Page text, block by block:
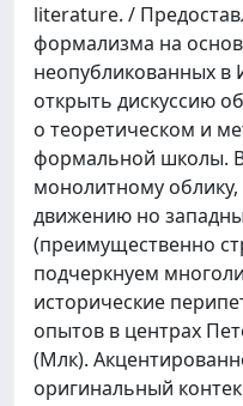
literature. /
формализма на
неопубликованных в
открыть дискуссию
о теоретическом и
формальной школы.
монолитному
движению но
(преимущественно
подчеркнуем
исторические
опытов в центрах
(Млк).
оригинальный